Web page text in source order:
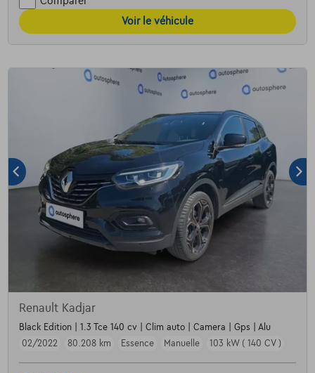
Voir le véhicule
Renault Kadjar
Black Edition | 1.3 Tce 140 cv | Clim auto | Camera | Gps | Alu
02/2022
80.208 km Essence Manuelle 103 kW ( 140 CV )